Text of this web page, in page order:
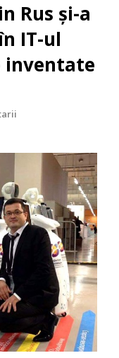
Rus și-a
IT-ul
inventate